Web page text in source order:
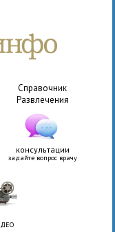
Справочник
Развлечения
консультации
задайте вопрос врачу